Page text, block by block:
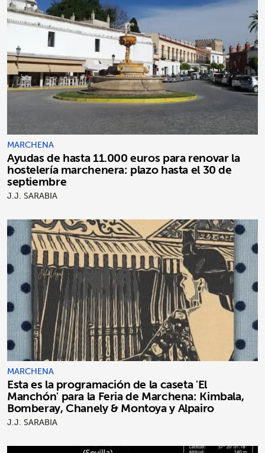
MARCHENA
Ayudas de hasta 11.000 euros para renovar la
hostelería marchenera: plazo hasta el 30 de
septiembre
J.J. SARABIA
MARCHENA
Esta es la programación de la caseta 'El
Manchón' para la Feria de Marchena: Kimbala,
Bomberay, Chanely & Montoya y Alpairo
J.J. SARABIA